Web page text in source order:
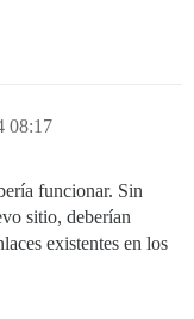
08:17
funcionar. Sin
sitio, deberían
existentes en los